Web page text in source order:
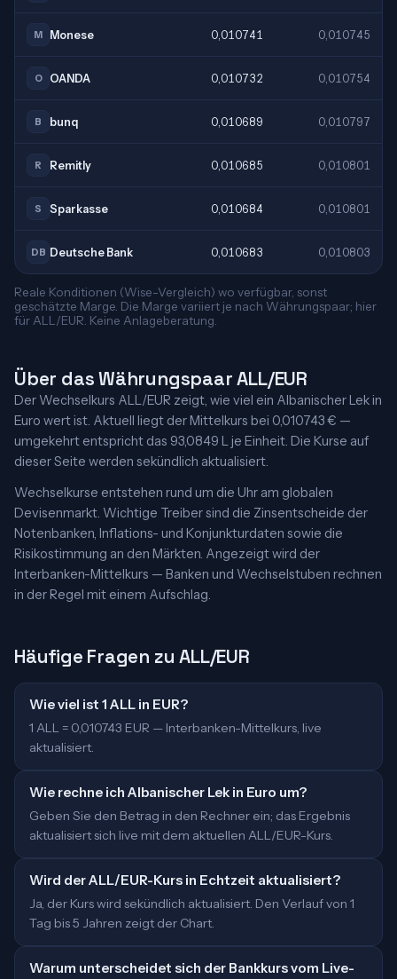
M Monese 0,010741 0,010745
O OANDA 0,010732 0,010754
B bunq 0,010689 0,010797
R Remitly 0,010685 0,010801
S Sparkasse 0,010684 0,010801
DB Deutsche Bank 0,010683 0,010803
Reale Konditionen (Wise-Vergleich) wo verfügbar, sonst
geschätzte Marge. Die Marge variiert je nach Währungspaar; hier
für ALL/EUR. Keine Anlageberatung.
Über das Währungspaar ALL/EUR
Der Wechselkurs ALL/EUR zeigt, wie viel ein Albanischer Lek in
Euro wert ist. Aktuell liegt der Mittelkurs bei 0,010743 € —
umgekehrt entspricht das 93,0849 L je Einheit. Die Kurse auf
dieser Seite werden sekündlich aktualisiert.
Wechselkurse entstehen rund um die Uhr am globalen
Devisenmarkt. Wichtige Treiber sind die Zinsentscheide der
Notenbanken, Inflations- und Konjunkturdaten sowie die
Risikostimmung an den Märkten. Angezeigt wird der
Interbanken-Mittelkurs — Banken und Wechselstuben rechnen
in der Regel mit einem Aufschlag.
Häufige Fragen zu ALL/EUR
Wie viel ist 1 ALL in EUR?
1 ALL = 0,010743 EUR — Interbanken-Mittelkurs, live
aktualisiert.
Wie rechne ich Albanischer Lek in Euro um?
Geben Sie den Betrag in den Rechner ein; das Ergebnis
aktualisiert sich live mit dem aktuellen ALL/EUR-Kurs.
Wird der ALL/EUR-Kurs in Echtzeit aktualisiert?
Ja, der Kurs wird sekündlich aktualisiert. Den Verlauf von 1
Tag bis 5 Jahren zeigt der Chart.
Warum unterscheidet sich der Bankkurs vom Live-